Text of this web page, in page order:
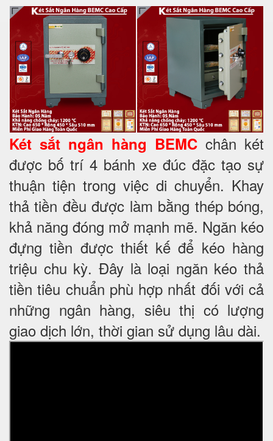
Két sắt ngân hàng BEMC chân két
được bố trí 4 bánh xe đúc đặc tạo sự
thuận tiện trong việc di chuyển. Khay
thả tiền đều được làm bằng thép bóng,
khả năng đóng mở mạnh mẽ. Ngăn kéo
đựng tiền được thiết kế để kéo hàng
triệu chu kỳ. Đây là loại ngăn kéo thả
tiền tiêu chuẩn phù hợp nhất đối với cả
những ngân hàng, siêu thị có lượng
giao dịch lớn, thời gian sử dụng lâu dài.